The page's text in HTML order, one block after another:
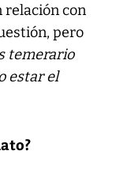
relación con
pero
temerario
estar el